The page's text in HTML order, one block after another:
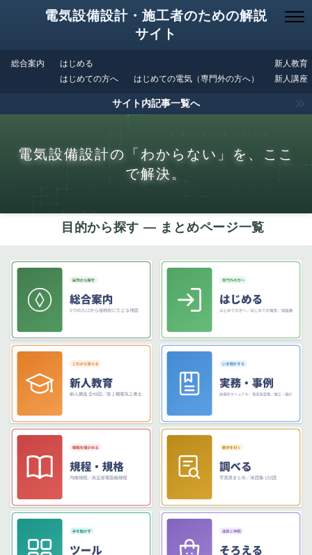
電気設備設計・施工者のための解説
サイト
総合案内
はじめる
はじめての方へ
はじめての電気（専門外の方へ）
新人教育
新人講座
サイト内記事一覧へ
電気設備設計の「わからない」を、ここ
で解決。